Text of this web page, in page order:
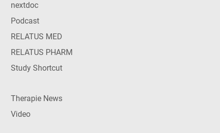
nextdoc
Podcast
RELATUS MED
RELATUS PHARM
Study Shortcut
Therapie News
Video